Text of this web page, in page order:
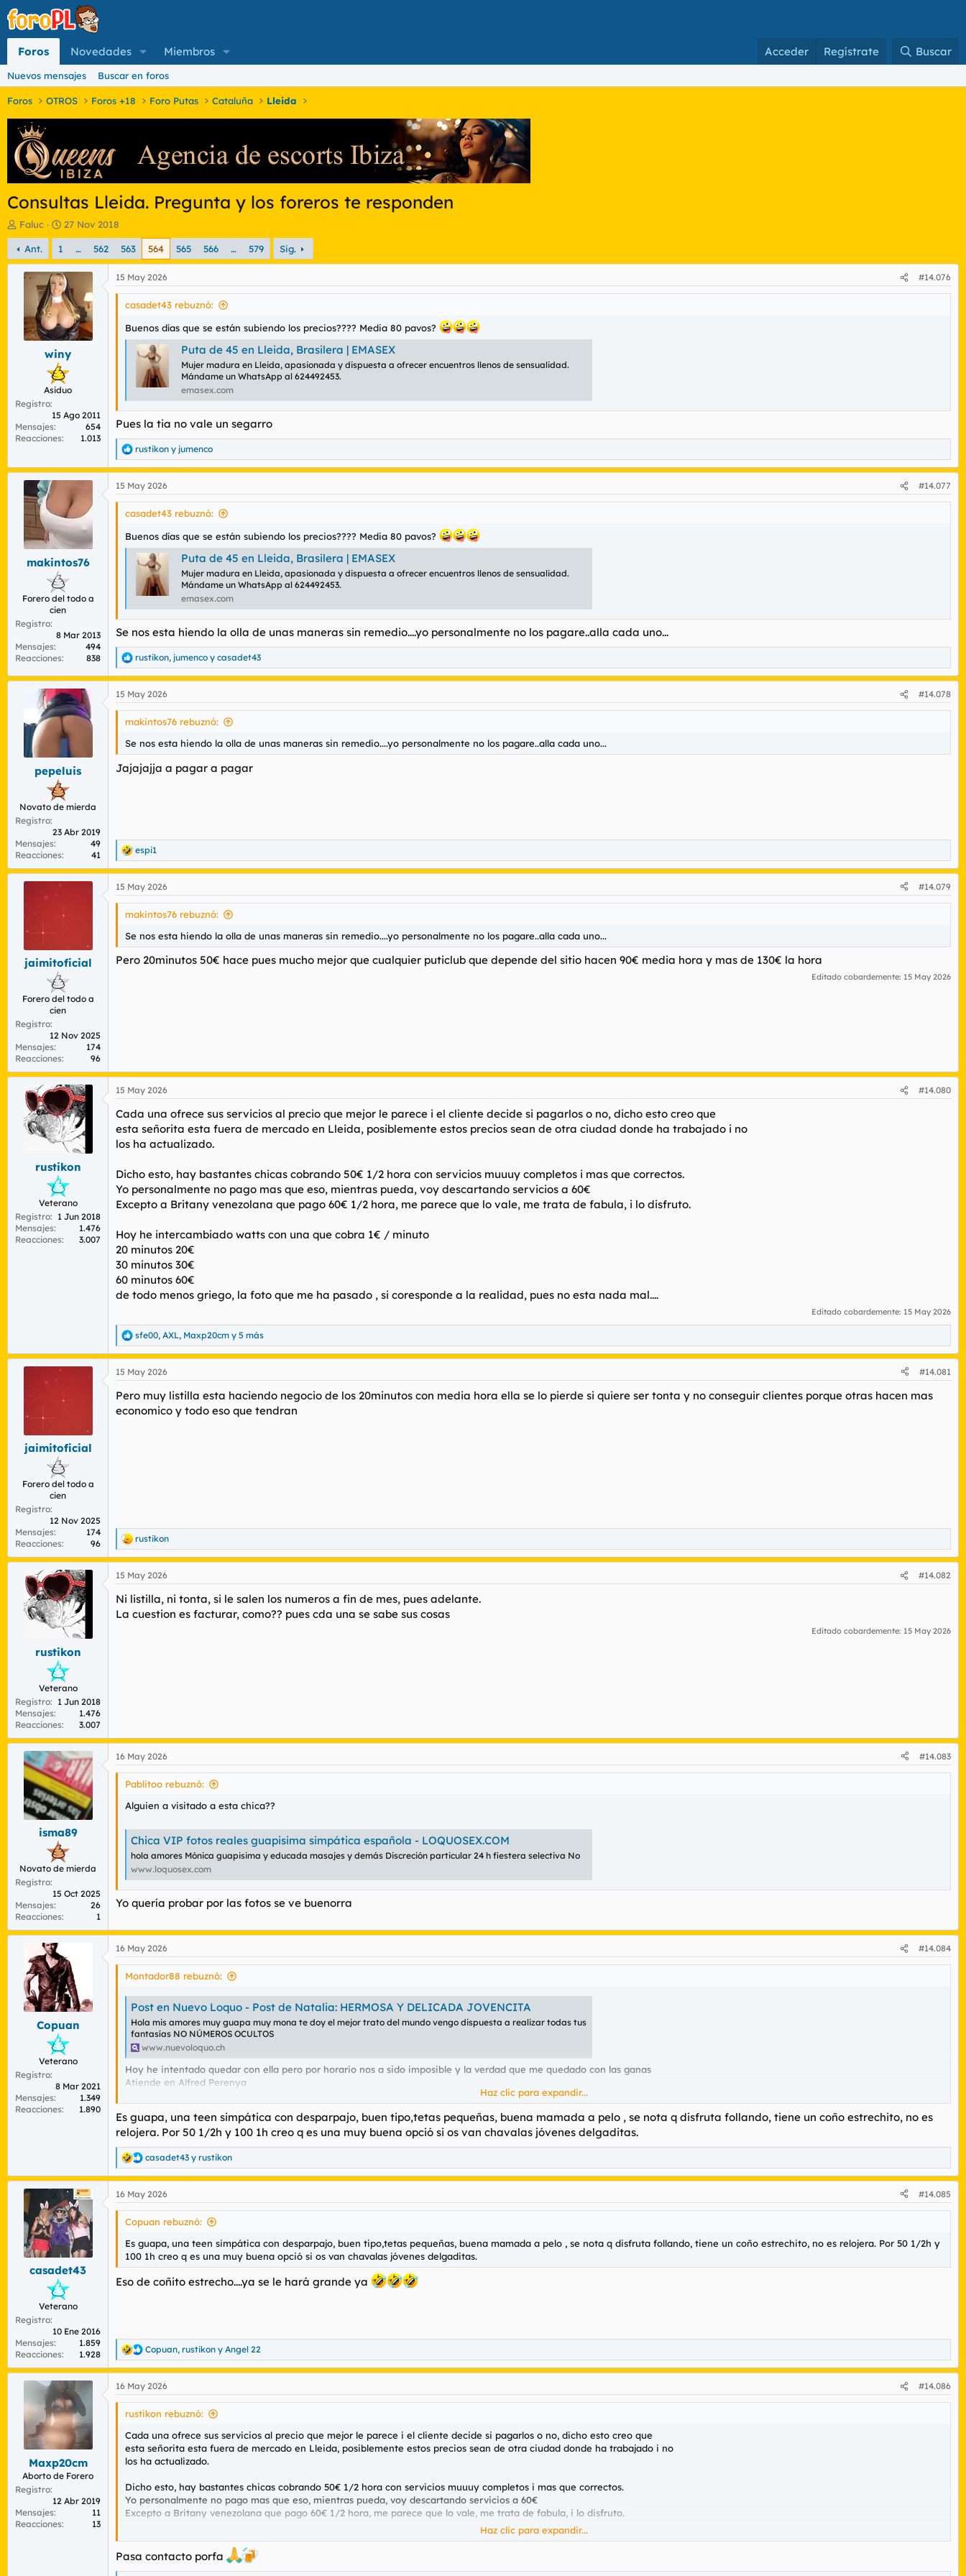
Foros Novedades Miembros Acceder Regístrate Buscar
Nuevos mensajes Buscar en foros
Foros OTROS Foros +18 Foro Putas Cataluña Lleida
Consultas Lleida. Pregunta y los foreros te responden
I
n
i
c
o
d
m
Faluc
F
e
h
a
d
e
i
n
i
c
o
27 Nov 2018
Ant. 1 … 562 563 564 565 566 … 579 Sig.
winy
Asiduo
Registro
15 Ago 2011
Mensajes
654
Reacciones
1.013
15 May 2026 #14.076
casadet43 rebuznó:
Buenos días que se están subiendo los precios???? Media 80 pavos?
Puta de 45 en Lleida, Brasilera | EMASEX
Mujer madura en Lleida, apasionada y dispuesta a ofrecer encuentros llenos de sensualidad.
Mándame un WhatsApp al 624492453.
emasex.com
Pues la tia no vale un segarro
R
e
a
c
c
e
rustikon y jumenco
makintos76
Forero del todo a
cien
Registro
8 Mar 2013
Mensajes
494
Reacciones
838
15 May 2026 #14.077
casadet43 rebuznó:
Buenos días que se están subiendo los precios???? Media 80 pavos?
Puta de 45 en Lleida, Brasilera | EMASEX
Mujer madura en Lleida, apasionada y dispuesta a ofrecer encuentros llenos de sensualidad.
Mándame un WhatsApp al 624492453.
emasex.com
Se nos esta hiendo la olla de unas maneras sin remedio....yo personalmente no los pagare..alla cada uno...
R
e
c
c
e
s
rustikon, jumenco y casadet43
pepeluis
Novato de mierda
Registro
23 Abr 2019
Mensajes
49
Reacciones
41
15 May 2026 #14.078
makintos76 rebuznó:
Se nos esta hiendo la olla de unas maneras sin remedio....yo personalmente no los pagare..alla cada uno...
Jajajajja a pagar a pagar
R
e
a
c
c
e
s
espi1
jaimitoficial
Forero del todo a
cien
Registro
12 Nov 2025
Mensajes
174
Reacciones
96
15 May 2026 #14.079
makintos76 rebuznó:
Se nos esta hiendo la olla de unas maneras sin remedio....yo personalmente no los pagare..alla cada uno...
Pero 20minutos 50€ hace pues mucho mejor que cualquier puticlub que depende del sitio hacen 90€ media hora y mas de 130€ la hora
Editado cobardemente: 15 May 2026
rustikon
Veterano
Registro
1 Jun 2018
Mensajes
1.476
Reacciones
3.007
15 May 2026 #14.080
Cada una ofrece sus servicios al precio que mejor le parece i el cliente decide si pagarlos o no, dicho esto creo que
esta señorita esta fuera de mercado en Lleida, posiblemente estos precios sean de otra ciudad donde ha trabajado i no
los ha actualizado.
Dicho esto, hay bastantes chicas cobrando 50€ 1/2 hora con servicios muuuy completos i mas que correctos.
Yo personalmente no pago mas que eso, mientras pueda, voy descartando servicios a 60€
Excepto a Britany venezolana que pago 60€ 1/2 hora, me parece que lo vale, me trata de fabula, i lo disfruto.
Hoy he intercambiado watts con una que cobra 1€ / minuto
20 minutos 20€
30 minutos 30€
60 minutos 60€
de todo menos griego, la foto que me ha pasado , si coresponde a la realidad, pues no esta nada mal....
Editado cobardemente: 15 May 2026
R
e
a
c
i
o
sfe00, AXL, Maxp20cm y 5 más
jaimitoficial
Forero del todo a
cien
Registro
12 Nov 2025
Mensajes
174
Reacciones
96
15 May 2026 #14.081
Pero muy listilla esta haciendo negocio de los 20minutos con media hora ella se lo pierde si quiere ser tonta y no conseguir clientes porque otras hacen mas
economico y todo eso que tendran
R
e
c
i
o
rustikon
rustikon
Veterano
Registro
1 Jun 2018
Mensajes
1.476
Reacciones
3.007
15 May 2026 #14.082
Ni listilla, ni tonta, si le salen los numeros a fin de mes, pues adelante.
La cuestion es facturar, como?? pues cda una se sabe sus cosas
Editado cobardemente: 15 May 2026
isma89
Novato de mierda
Registro
15 Oct 2025
Mensajes
26
Reacciones
1
16 May 2026 #14.083
Pablitoo rebuznó:
Alguien a visitado a esta chica??
Chica VIP fotos reales guapisima simpática española - LOQUOSEX.COM
hola amores Mónica guapisima y educada masajes y demás Discreción particular 24 h fiestera selectiva No
www.loquosex.com
Yo quería probar por las fotos se ve buenorra
Copuan
Veterano
Registro
8 Mar 2021
Mensajes
1.349
Reacciones
1.890
16 May 2026 #14.084
Montador88 rebuznó:
Post en Nuevo Loquo - Post de Natalia: HERMOSA Y DELICADA JOVENCITA
Hola mis amores muy guapa muy mona te doy el mejor trato del mundo vengo dispuesta a realizar todas tus
fantasías NO NÚMEROS OCULTOS
www.nuevoloquo.ch
Hoy he intentado quedar con ella pero por horario nos a sido imposible y la verdad que me quedado con las ganas
Atiende en Alfred Perenya
Haz clic para expandir...
Es guapa, una teen simpática con desparpajo, buen tipo,tetas pequeñas, buena mamada a pelo , se nota q disfruta follando, tiene un coño estrechito, no es
relojera. Por 50 1/2h y 100 1h creo q es una muy buena opció si os van chavalas jóvenes delgaditas.
R
e
a
c
c
s
:
casadet43 y rustikon
casadet43
Veterano
Registro
10 Ene 2016
Mensajes
1.859
Reacciones
1.928
16 May 2026 #14.085
Copuan rebuznó:
Es guapa, una teen simpática con desparpajo, buen tipo,tetas pequeñas, buena mamada a pelo , se nota q disfruta follando, tiene un coño estrechito, no es relojera. Por 50 1/2h y
100 1h creo q es una muy buena opció si os van chavalas jóvenes delgaditas.
Eso de coñito estrecho....ya se le hará grande ya
R
e
c
c
n
e
Copuan, rustikon y Angel 22
Maxp20cm
Aborto de Forero
Registro
12 Abr 2019
Mensajes
11
Reacciones
13
16 May 2026 #14.086
rustikon rebuznó:
Cada una ofrece sus servicios al precio que mejor le parece i el cliente decide si pagarlos o no, dicho esto creo que
esta señorita esta fuera de mercado en Lleida, posiblemente estos precios sean de otra ciudad donde ha trabajado i no
los ha actualizado.
Dicho esto, hay bastantes chicas cobrando 50€ 1/2 hora con servicios muuuy completos i mas que correctos.
Yo personalmente no pago mas que eso, mientras pueda, voy descartando servicios a 60€
Excepto a Britany venezolana que pago 60€ 1/2 hora, me parece que lo vale, me trata de fabula, i lo disfruto.
Hoy he intercambiado watts con una que cobra 1€ / minuto
20 minutos 20€
30 minutos 30€
Haz clic para expandir...
Pasa contacto porfa